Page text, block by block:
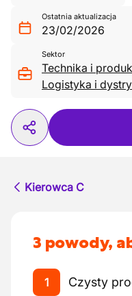
Ostatnia aktualizacja
23/02/2026
Sektor
Technika i
Logistyka i
Kierowca C
3 powody,
1 Czysty